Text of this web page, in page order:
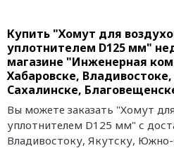
Купить "Хомут для
уплотнителем D125 мм"
магазине "Инженерная
Хабаровске,
Сахалинске,
Вы можете заказать "Хомут
уплотнителем D125 мм" с
Владивостоку, Якутску, Южно-